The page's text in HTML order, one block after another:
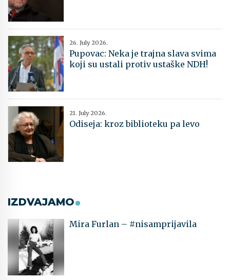
26. July 2026.
Pupovac: Neka je trajna slava svima
koji su ustali protiv ustaške NDH!
21. July 2026.
Odiseja: kroz biblioteku pa levo
IZDVAJAMO
Mira Furlan – #nisamprijavila